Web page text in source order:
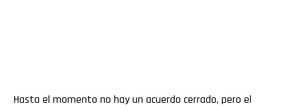
Hasta el momento no hay un acuerdo cerrado, pero el